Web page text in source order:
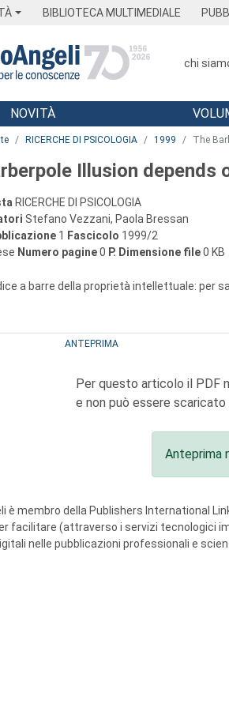
BIBLIOTECA MULTIMEDIALE
chi
NOVITÀ
RICERCHE DI PSICOLOGIA 1999 The
Illusion depends
RICERCHE DI PSICOLOGIA
Stefano Vezzani, Paola Bressan
1 Fascicolo 1999/2
Numero pagine0 P. Dimensione file0 KB
a barre della proprietà intellettuale: per
ANTEPRIMA
Per questo articolo il PDF
e non può essere
Anteprima
è membro della Publishers International
facilitare (attraverso i servizi tecnologici
nelle pubblicazioni professionali e